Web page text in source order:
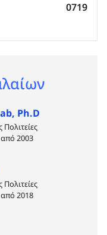
0719
Ph.D
από 2003
από 2018